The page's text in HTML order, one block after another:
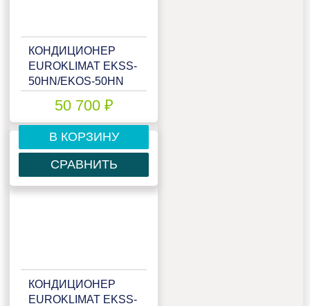
КОНДИЦИОНЕР
EUROKLIMAT EKSS-
50HN/EKOS-50HN
50 700 ₽
В КОРЗИНУ
СРАВНИТЬ
КОНДИЦИОНЕР
EUROKLIMAT EKSS-